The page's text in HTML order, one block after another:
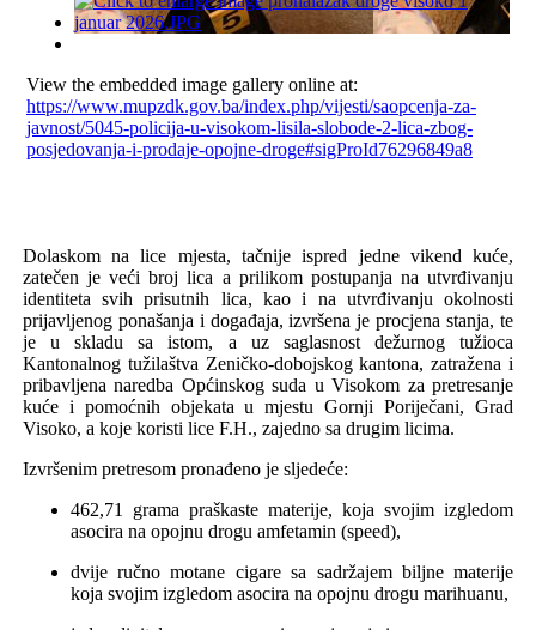
View the embedded image gallery online at:
https://www.mupzdk.gov.ba/index.php/vijesti/saopcenja-za-
javnost/5045-policija-u-visokom-lisila-slobode-2-lica-zbog-
posjedovanja-i-prodaje-opojne-droge#sigProId76296849a8
Dolaskom na lice mjesta, tačnije ispred jedne vikend kuće,
zatečen je veći broj lica a prilikom postupanja na utvrđivanju
identiteta svih prisutnih lica, kao i na utvrđivanju okolnosti
prijavljenog ponašanja i događaja, izvršena je procjena stanja, te
je u skladu sa istom, a uz saglasnost dežurnog tužioca
Kantonalnog tužilaštva Zeničko-dobojskog kantona, zatražena i
pribavljena naredba Općinskog suda u Visokom za pretresanje
kuće i pomoćnih objekata u mjestu Gornji Poriječani, Grad
Visoko, a koje koristi lice F.H., zajedno sa drugim licima.
Izvršenim pretresom pronađeno je sljedeće:
462,71 grama praškaste materije,koja svojim izgledom
asocira na opojnu drogu amfetamin (speed),
dvije ručno motane cigare sa sadržajem biljnematerije
koja svojim izgledom asocira na opojnu drogu marihuanu,